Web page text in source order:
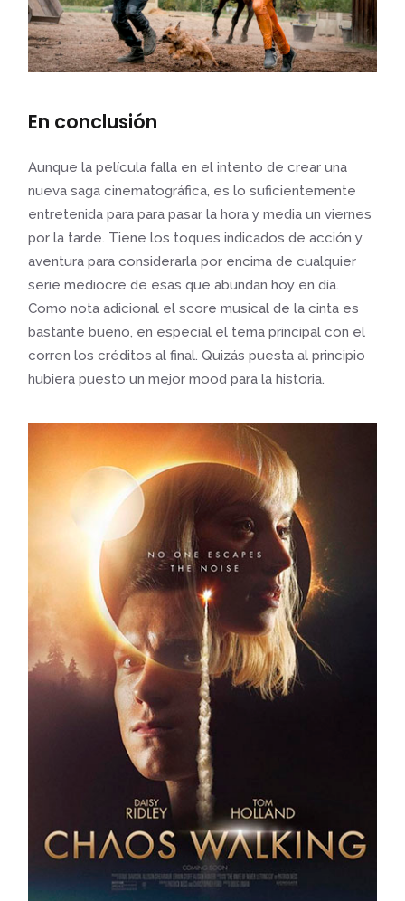
En conclusión
Aunque la película falla en el intento de crear una
nueva saga cinematográfica, es lo suficientemente
entretenida para para pasar la hora y media un viernes
por la tarde. Tiene los toques indicados de acción y
aventura para considerarla por encima de cualquier
serie mediocre de esas que abundan hoy en día.
Como nota adicional el score musical de la cinta es
bastante bueno, en especial el tema principal con el
corren los créditos al final. Quizás puesta al principio
hubiera puesto un mejor mood para la historia.